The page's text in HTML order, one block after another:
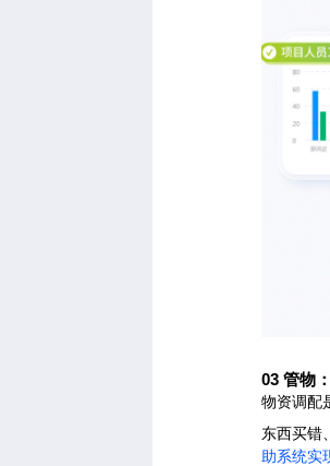
03 管物
物资调配
东西买错
助系统实